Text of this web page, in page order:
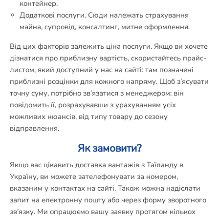
контейнер.
Додаткові послуги. Сюди належать страхування
майна, супровід, консалтинг, митне оформлення.
Від цих факторів залежить ціна послуги. Якщо ви хочете
дізнатися про приблизну вартість, скористайтесь прайс-
листом, який доступний у нас на сайті: там позначені
приблизні розцінки для кожного напряму. Щоб з’ясувати
точну суму, потрібно зв’язатися з менеджером: він
повідомить її, розрахувавши з урахуванням усіх
можливих нюансів, від типу товару до сезону
відправлення.
Як замовити?
Якщо вас цікавить доставка вантажів з Таїланду в
Україну, ви можете зателефонувати за номером,
вказаним у контактах на сайті. Також можна надіслати
запит на електронну пошту або через форму зворотного
зв’язку. Ми опрацюємо вашу заявку протягом кількох